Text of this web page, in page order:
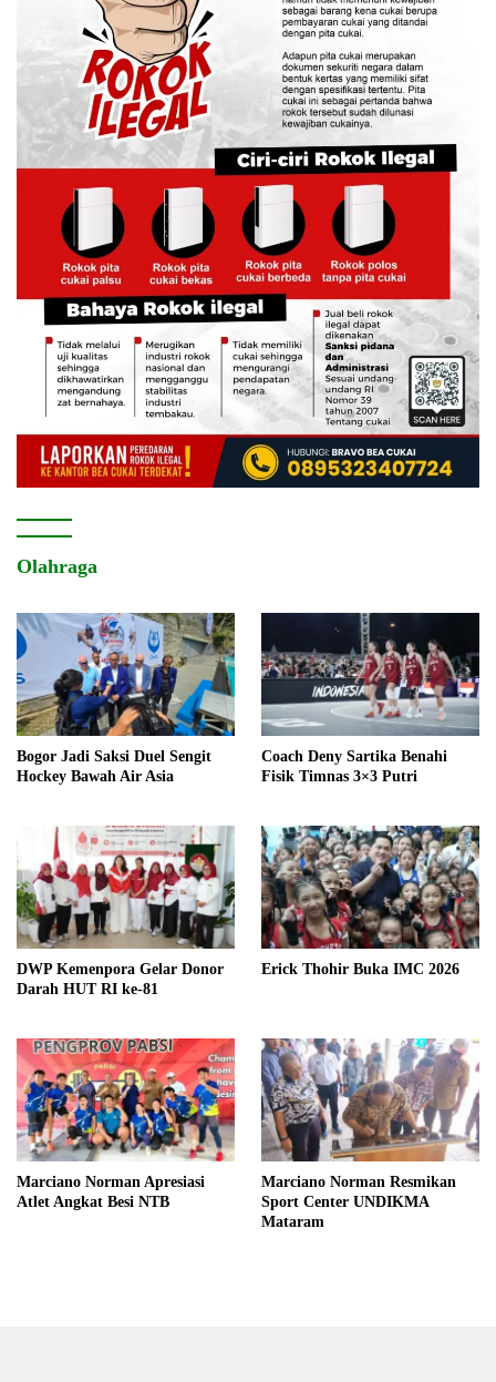
Olahraga
Bogor Jadi Saksi Duel Sengit
Hockey Bawah Air Asia
Coach Deny Sartika Benahi
Fisik Timnas 3×3 Putri
DWP Kemenpora Gelar Donor
Darah HUT RI ke-81
Erick Thohir Buka IMC 2026
Marciano Norman Apresiasi
Atlet Angkat Besi NTB
Marciano Norman Resmikan
Sport Center UNDIKMA
Mataram